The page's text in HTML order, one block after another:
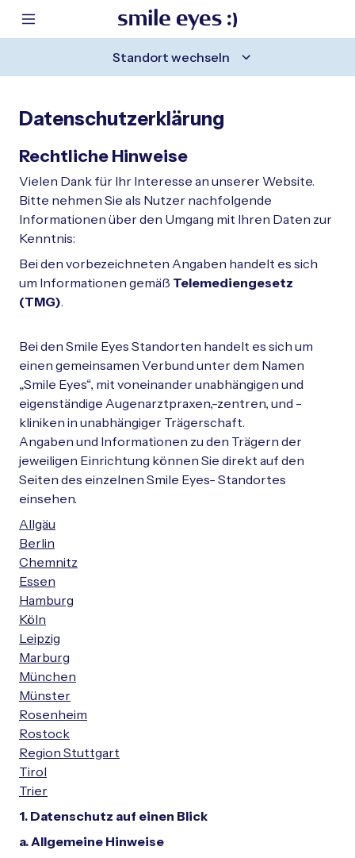
Header springen
springen
Fußzeile springenspringen
Standort wechseln
Mobile Navigation anzeigen
Datenschutzerklärung
Rechtliche Hinweise
Vielen Dank für Ihr Interesse an unserer Website.
Bitte nehmen Sie als Nutzer nachfolgende
Informationen über den Umgang mit Ihren Daten zur
Kenntnis:
Bei den vorbezeichneten Angaben handelt es sich
um Informationen gemäß Telemediengesetz
(TMG).
Bei den Smile Eyes Standorten handelt es sich um
einen gemeinsamen Verbund unter dem Namen
„Smile Eyes“, mit voneinander unabhängigen und
eigenständige Augenarztpraxen,-zentren, und -
kliniken in unabhängiger Trägerschaft.
Angaben und Informationen zu den Trägern der
jeweiligen Einrichtung können Sie direkt auf den
Seiten des einzelnen Smile Eyes- Standortes
einsehen.
Allgäu
Berlin
Chemnitz
Essen
Hamburg
Köln
Leipzig
Marburg
München
Münster
Rosenheim
Rostock
Region Stuttgart
Tirol
Trier
1. Datenschutz auf einen Blick
a. Allgemeine Hinweise